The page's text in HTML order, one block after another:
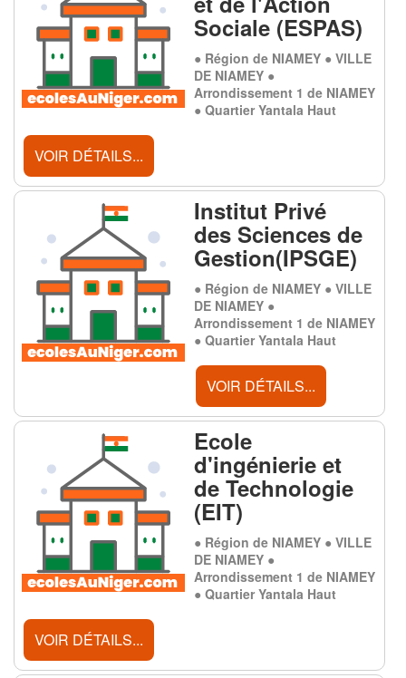
Sociale (ESPAS)
● Région de NIAMEY ● VILLE
DE NIAMEY ●
Arrondissement 1 de NIAMEY
● Quartier Yantala Haut
VOIR DÉTAILS...
Institut Privé
des Sciences de
Gestion(IPSGE)
● Région de NIAMEY ● VILLE
DE NIAMEY ●
Arrondissement 1 de NIAMEY
● Quartier Yantala Haut
VOIR DÉTAILS...
Ecole
d'ingénierie et
de Technologie
(EIT)
● Région de NIAMEY ● VILLE
DE NIAMEY ●
Arrondissement 1 de NIAMEY
● Quartier Yantala Haut
VOIR DÉTAILS...